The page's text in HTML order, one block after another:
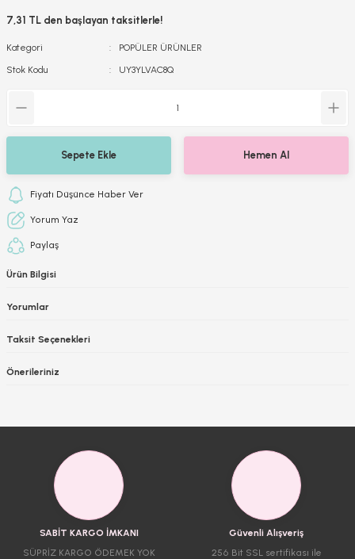
7,31 TL den başlayan taksitlerle!
Kategori
POPÜLER ÜRÜNLER
Stok Kodu
UY3YLVAC8Q
Sepete Ekle Hemen Al
Fiyatı Düşünce Haber Ver
Yorum Yaz
Paylaş
Ürün Bilgisi
Yorumlar
Taksit Seçenekleri
Önerileriniz
SABİT KARGO İMKANI
SÜPRİZ KARGO ÖDEMEK YOK
Güvenli Alışveriş
256 Bit SSL sertifikası ile